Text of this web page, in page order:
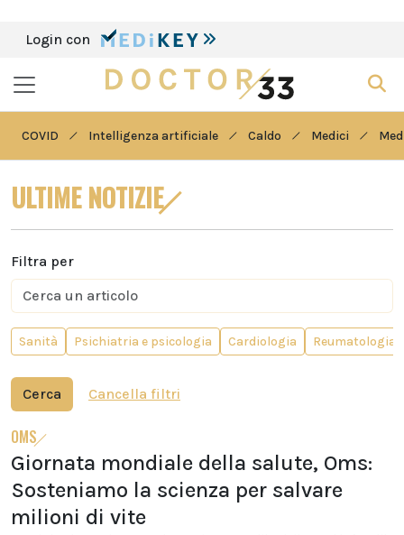
Login con
COVID Intelligenza artificiale Caldo Medici
ULTIME NOTIZIE
Filtra per
Sanità Psichiatria e psicologia Cardiologia Reumatologia
Cerca Cancella filtri
OMS
Giornata mondiale della salute, Oms:
Sosteniamo la scienza per salvare
milioni di vite